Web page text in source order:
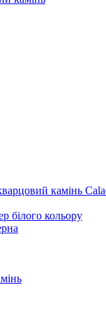
камінь
білого кольору